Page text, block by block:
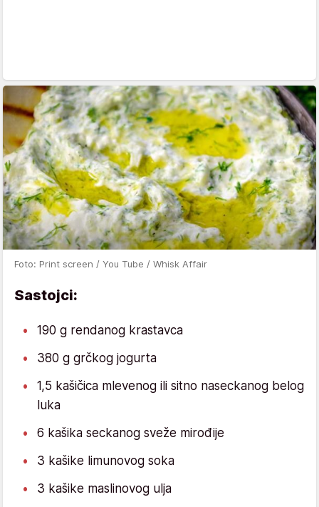
Foto: Print screen / You Tube / Whisk Affair
Sastojci:
190 g rendanog krastavca
380 g grčkog jogurta
1,5 kašičica mlevenog ili sitno naseckanog belog
luka
6 kašika seckanog sveže mirođije
3 kašike limunovog soka
3 kašike maslinovog ulja